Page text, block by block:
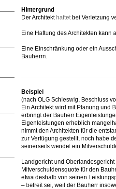
Hintergrund
Der Architekt haftetbei Verletzung
Eine Haftung des Architekten
Eine Einschränkung oder ein
Bauherrn.
Beispiel
(nach OLG Schleswig, Beschluss
Ein Architekt wird mit Planung und
erbringt der Bauherr
Eigenleistungen erheblich
nimmt den Architekten für die
zur Verfügung gestellt, noch habe
seinerseits wendet ein
Landgericht und
Mitverschuldensquote für den
etwa deshalb von seinen
– befreit sei, weil der Bauherr